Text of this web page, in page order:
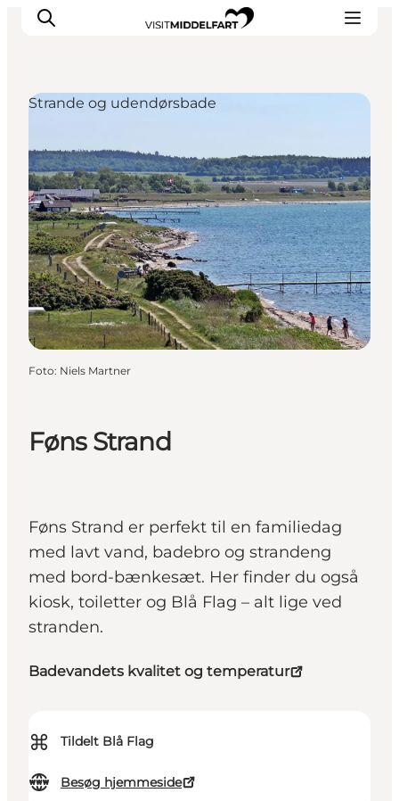
Oplevelser
Mad og drikke
Overnatning
Det Sker
Book oplevelse
Møde og Konference
Føns Strand
Føns Strand er perfekt til en familiedag
med lavt vand, badebro og strandeng
med bord-bænkesæt. Her finder du også
kiosk, toiletter og Blå Flag – alt lige ved
stranden.
Badevandets kvalitet og temperatur
⌘ Tildelt Blå Flag
Besøg hjemmeside
Strande og udendørsbade
Foto: Niels Martner